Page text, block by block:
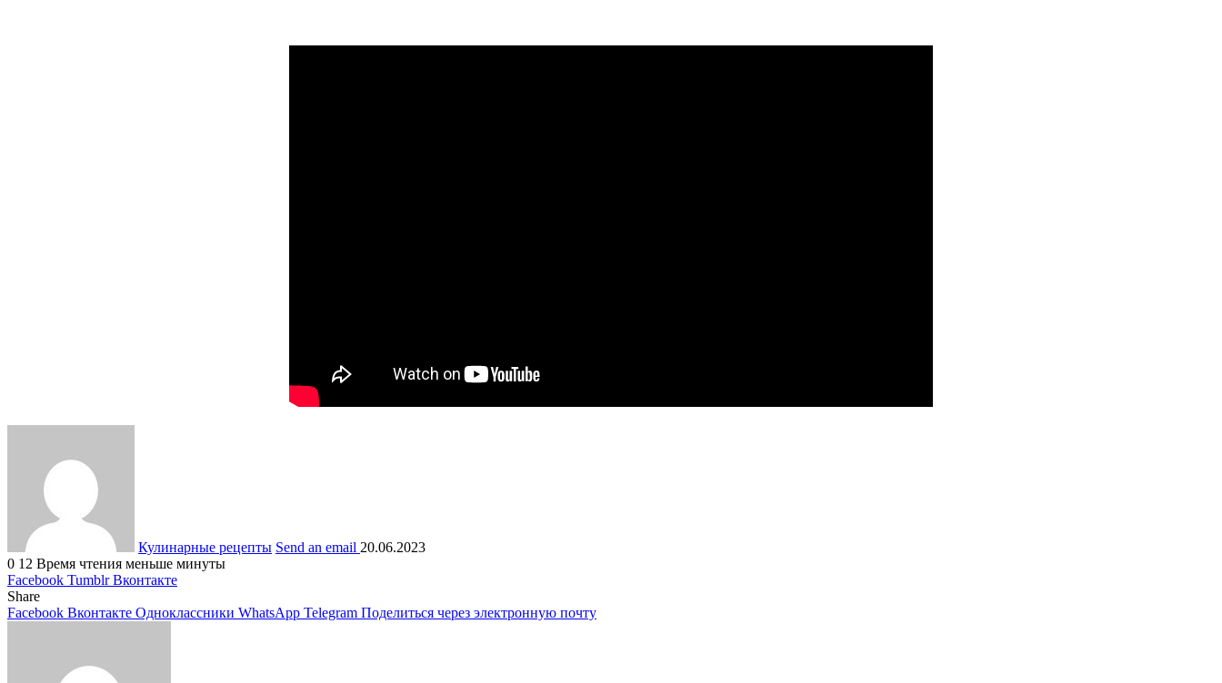
Кулинарные рецепты Send an email 20.06.2023
0 12 Время чтения меньше минуты
Facebook Tumblr Вконтакте
Share
Facebook Вконтакте Одноклассники WhatsApp Telegram Поделиться через электронную почту